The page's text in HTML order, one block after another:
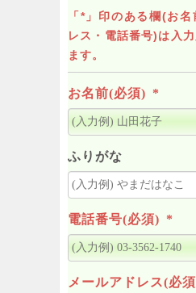
「*」印のある欄(お
レス・電話番号)は入
ます。
お名前(必須) *
ふりがな
電話番号(必須) *
メールアドレス(必